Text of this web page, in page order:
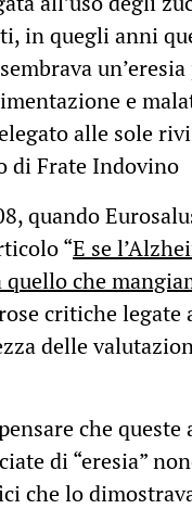
in quegli anni
e
alle sole
di Frate Indovino
quando
“E se
quello che
critiche legate
delle
che
di “eresia”
che lo